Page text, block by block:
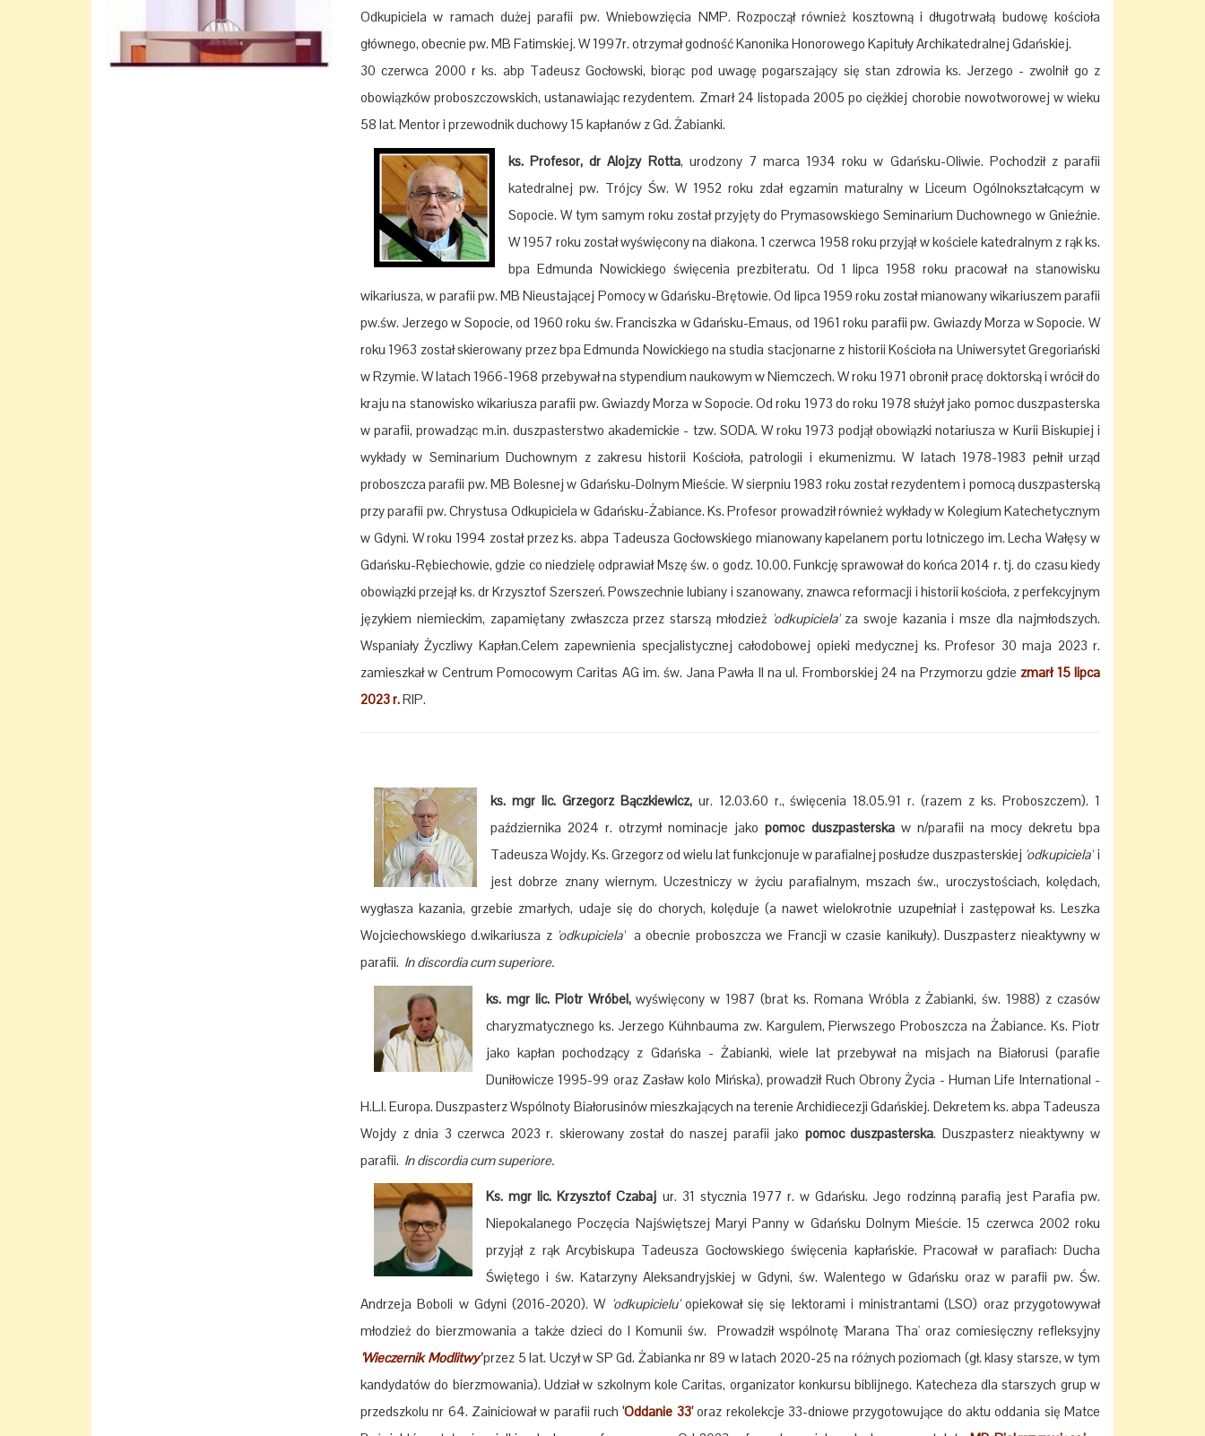
Odkupiciela w ramach dużej parafii pw. Wniebowzięcia NMP. Rozpoczął również kosztowną i długotrwałą budowę kościoła
głównego, obecnie pw. MB Fatimskiej. W 1997r. otrzymał godność Kanonika Honorowego Kapituły Archikatedralnej Gdańskiej.
30 czerwca 2000 r ks. abp Tadeusz Gocłowski, biorąc pod uwagę pogarszający się stan zdrowia ks. Jerzego - zwolnił go z
obowiązków proboszczowskich, ustanawiając rezydentem. Zmarł 24 listopada 2005 po ciężkiej chorobie nowotworowej w wieku
58 lat. Mentor i przewodnik duchowy 15 kapłanów z Gd. Żabianki.
ks. Profesor, dr Alojzy Rotta, urodzony 7 marca 1934 roku w Gdańsku-Oliwie. Pochodził z parafii
katedralnej pw. Trójcy Św. W 1952 roku zdał egzamin maturalny w Liceum Ogólnokształcącym w
Sopocie. W tym samym roku został przyjęty do Prymasowskiego Seminarium Duchownego w Gnieźnie.
W 1957 roku został wyświęcony na diakona. 1 czerwca 1958 roku przyjął w kościele katedralnym z rąk ks.
bpa Edmunda Nowickiego święcenia prezbiteratu. Od 1 lipca 1958 roku pracował na stanowisku
wikariusza, w parafii pw. MB Nieustającej Pomocy w Gdańsku-Brętowie. Od lipca 1959 roku został mianowany wikariuszem parafii
pw.św. Jerzego w Sopocie, od 1960 roku św. Franciszka w Gdańsku-Emaus, od 1961 roku parafii pw. Gwiazdy Morza w Sopocie. W
roku 1963 został skierowany przez bpa Edmunda Nowickiego na studia stacjonarne z historii Kościoła na Uniwersytet Gregoriański
w Rzymie. W latach 1966-1968 przebywał na stypendium naukowym w Niemczech. W roku 1971 obronił pracę doktorską i wrócił do
kraju na stanowisko wikariusza parafii pw. Gwiazdy Morza w Sopocie. Od roku 1973 do roku 1978 służył jako pomoc duszpasterska
w parafii, prowadząc m.in. duszpasterstwo akademickie - tzw. SODA. W roku 1973 podjął obowiązki notariusza w Kurii Biskupiej i
wykłady w Seminarium Duchownym z zakresu historii Kościoła, patrologii i ekumenizmu. W latach 1978-1983 pełnił urząd
proboszcza parafii pw. MB Bolesnej w Gdańsku-Dolnym Mieście. W sierpniu 1983 roku został rezydentem i pomocą duszpasterską
przy parafii pw. Chrystusa Odkupiciela w Gdańsku-Żabiance. Ks. Profesor prowadził również wykłady w Kolegium Katechetycznym
w Gdyni. W roku 1994 został przez ks. abpa Tadeusza Gocłowskiego mianowany kapelanem portu lotniczego im. Lecha Wałęsy w
Gdańsku-Rębiechowie, gdzie co niedzielę odprawiał Mszę św. o godz. 10.00. Funkcję sprawował do końca 2014 r. tj. do czasu kiedy
obowiązki przejął ks. dr Krzysztof Szerszeń. Powszechnie lubiany i szanowany, znawca reformacji i historii kościoła, z perfekcyjnym
językiem niemieckim, zapamiętany zwłaszcza przez starszą młodzież 'odkupiciela' za swoje kazania i msze dla najmłodszych.
Wspaniały Życzliwy Kapłan.Celem zapewnienia specjalistycznej całodobowej opieki medycznej ks. Profesor 30 maja 2023 r.
zamieszkał w Centrum Pomocowym Caritas AG im. św. Jana Pawła II na ul. Fromborskiej 24 na Przymorzu gdzie zmarł 15 lipca
2023 r.RIP.
ks. mgr lic. Grzegorz Bączkiewicz,ur. 12.03.60 r., święcenia 18.05.91 r. (razem z ks. Proboszczem). 1
października 2024 r. otrzymł nominacje jakopomoc duszpasterskaw n/parafii na mocy dekretu bpa
Tadeusza Wojdy. Ks. Grzegorz od wielu lat funkcjonuje w parafialnej posłudze duszpasterskiej 'odkupiciela'i
jest dobrze znany wiernym. Uczestniczy w życiu parafialnym, mszach św., uroczystościach, kolędach,
wygłasza kazania, grzebie zmarłych, udaje się do chorych, kolęduje (a nawet wielokrotnie uzupełniał i zastępował ks. Leszka
Wojciechowskiego d.wikariusza z 'odkupiciela'a obecnie proboszcza we Francji w czasie kanikuły). Duszpasterz nieaktywny w
parafii. In discordia cum superiore.
ks. mgr lic. Piotr Wróbel,wyświęcony w 1987 (brat ks. Romana Wróbla z Żabianki, św. 1988) z czasów
charyzmatycznego ks. Jerzego Kühnbauma zw. Kargulem, Pierwszego Proboszcza na Żabiance. Ks. Piotr
jako kapłan pochodzący z Gdańska - Żabianki, wiele lat przebywał na misjach na Białorusi (parafie
Duniłowicze 1995-99 oraz Zasław kolo Mińska), prowadził Ruch Obrony Życia - Human Life International -
H.L.I. Europa. Duszpasterz Wspólnoty Białorusinów mieszkających na terenie Archidiecezji Gdańskiej. Dekretem ks. abpa Tadeusza
Wojdy z dnia 3 czerwca 2023 r. skierowany został do naszej parafii jako pomoc duszpasterska. Duszpasterz nieaktywny w
parafii. In discordia cum superiore.
Ks. mgr lic. Krzysztof Czabaj ur. 31 stycznia 1977 r. w Gdańsku. Jego rodzinną parafią jest Parafia pw.
Niepokalanego Poczęcia Najświętszej Maryi Panny w Gdańsku Dolnym Mieście. 15 czerwca 2002 roku
przyjął z rąk Arcybiskupa Tadeusza Gocłowskiego święcenia kapłańskie. Pracował w parafiach: Ducha
Świętego i św. Katarzyny Aleksandryjskiej w Gdyni, św. Walentego w Gdańsku oraz w parafii pw. Św.
Andrzeja Boboli w Gdyni (2016-2020). W 'odkupicielu'opiekował się się lektorami i ministrantami (LSO) oraz przygotowywał
młodzież do bierzmowania a także dzieci do I Komunii św. Prowadził wspólnotę 'Marana Tha' oraz comiesięczny refleksyjny
'Wieczernik Modlitwy'przez 5 lat. Uczył w SP Gd. Żabianka nr 89 w latach 2020-25 na różnych poziomach (gł. klasy starsze, w tym
kandydatów do bierzmowania). Udział w szkolnym kole Caritas, organizator konkursu biblijnego. Katecheza dla starszych grup w
przedszkolu nr 64. Zainiciował w parafii ruch 'Oddanie 33'oraz rekolekcje 33-dnioweprzygotowujące do aktu oddania się Matce